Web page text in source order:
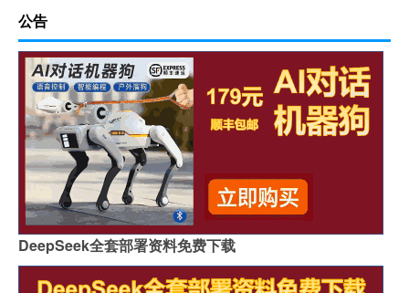
公告
DeepSeek全套部署资料免费下载